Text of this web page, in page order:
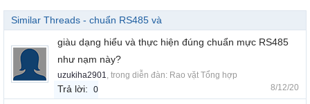
Similar Threads - chuẩn RS485 và
giàu dạng hiểu và thực hiện đúng chuẩn mực RS485
như nạm này?
uzukiha2901, trong diễn đàn: Rao vặt Tổng hợp
Trả lời: 0 8/12/20